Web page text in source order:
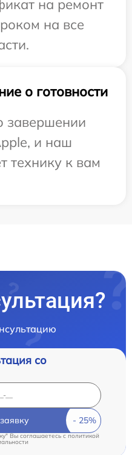
на ремонт
на все
о готовности
и наш
технику к вам
со
Вы соглашаетесь cполитикой